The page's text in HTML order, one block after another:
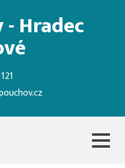
- Hradec